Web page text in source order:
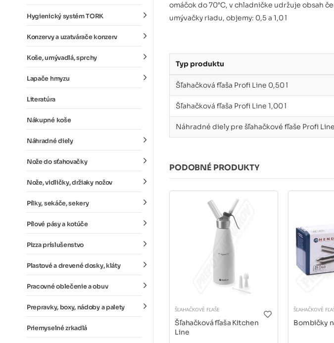
Hygienický systém TORK
Konzervy a uzatvárače konzerv
Koše, umývadlá, sprchy
Lapače hmyzu
Literatúra
Nákupné koše
Náhradné diely
Nože do sťahovačky
Nože, vidličky, držiaky nožov
Pílky, sekáče, sekery
Pílové pásy a kotúče
Pizza príslušenstvo
Plastové a drevené dosky, kláty
Pracovné oblečenie a obuv
Prepravky, boxy, nádoby a palety
Priemyselné zrkadlá
omáčok do 70°C, v chladničke udržuje obsah
umývačky riadu, objemy: 0,5 a 1,0 l
Typ produktu
Šľahačková fľaša Profi Line 0,50 l
Šľahačková fľaša Profi Line 1,00 l
Náhradné diely pre šľahačkové fľaše Profi Line
PODOBNÉ PRODUKTY
ŠĽAHAČKOVÉ FĽAŠE
Šľahačková fľaša Kitchen
Line
ŠĽAHAČKOVÉ
Bombičky